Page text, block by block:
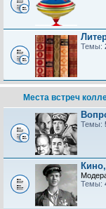
Темы:
Места встреч
Темы:
Темы: